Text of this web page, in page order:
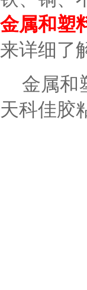
金属和塑
来详细了
金属和
天科佳胶